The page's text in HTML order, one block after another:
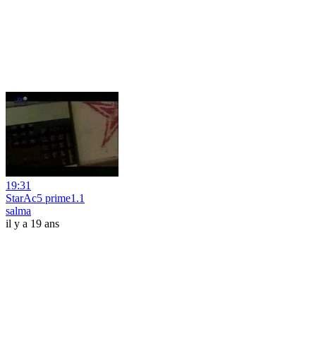
19:31
StarAc5 prime1.1
salma
il y a 19 ans